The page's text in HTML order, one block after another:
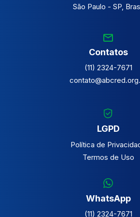
São Paulo - SP,
Contatos
(11) 2324-7671
LGPD
Política de
Termos de Uso
WhatsApp
(11) 2324-7671